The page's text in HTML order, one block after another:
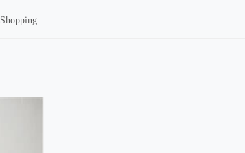
Shopping